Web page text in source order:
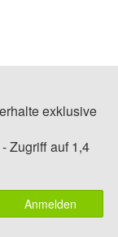
exklusive
Zugriff auf 1,4
Anmelden